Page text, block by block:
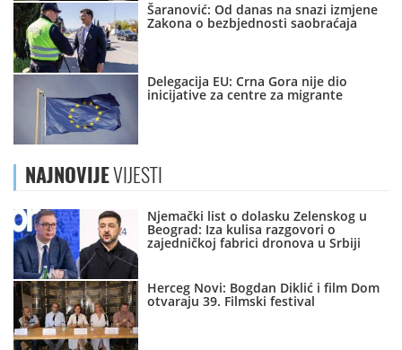
Šaranović: Od danas na snazi izmjene
Zakona o bezbjednosti saobraćaja
Delegacija EU: Crna Gora nije dio
inicijative za centre za migrante
NAJNOVIJEVIJESTI
Njemački list o dolasku Zelenskog u
Beograd: Iza kulisa razgovori o
zajedničkoj fabrici dronova u Srbiji
Herceg Novi: Bogdan Diklić i film Dom
otvaraju 39. Filmski festival